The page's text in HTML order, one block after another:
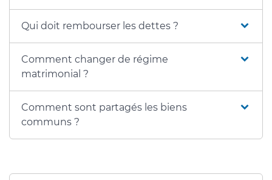
Qui doit rembourser les dettes ?
Comment changer de régime
matrimonial ?
Comment sont partagés les biens
communs ?